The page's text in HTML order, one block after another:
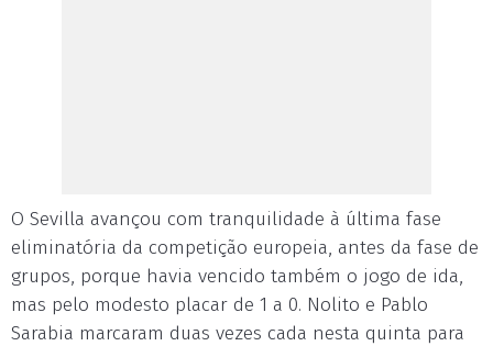
O Sevilla avançou com tranquilidade à última fase
eliminatória da competição europeia, antes da fase de
grupos, porque havia vencido também o jogo de ida,
mas pelo modesto placar de 1 a 0. Nolito e Pablo
Sarabia marcaram duas vezes cada nesta quinta para